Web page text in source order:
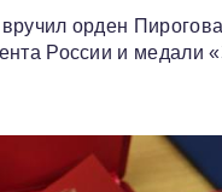
орден
России и